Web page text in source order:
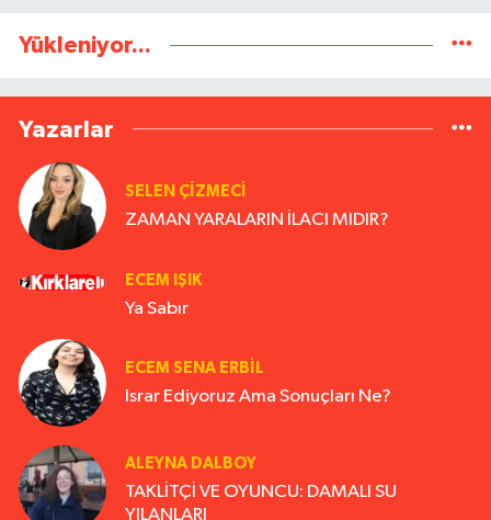
Yükleniyor...
Yazarlar
SELEN ÇİZMECİ
ZAMAN YARALARIN İLACI MIDIR?
ECEM IŞIK
Ya Sabır
ECEM SENA ERBIL
Israr Ediyoruz Ama Sonuçları Ne?
ALEYNA DALBOY
TAKLİTÇİ VE OYUNCU: DAMALI SU
YILANLARI